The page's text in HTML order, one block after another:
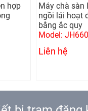
hợp
Lò hơi ghi
Model:
Liên hệ